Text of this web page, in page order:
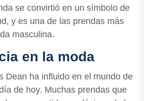
se convirtió en un símbolo de
y es una de las prendas más
masculina.
en la moda
Dean ha influido en el mundo de
de hoy. Muchas prendas que